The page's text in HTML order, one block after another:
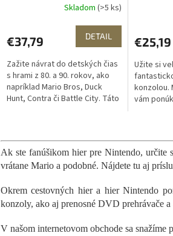
Skladom (>5 ks)
€37,79 DETAIL
Zažite návrat do detských čias
s hrami z 80. a 90. rokov, ako
napríklad Mario Bros, Duck
Hunt, Contra či Battle City. Táto
€25,19
Užite si
konzolou.
vám
Ak ste fanúšikom hier pre Nintendo,
vrátane Mario a podobné. Nájdete tu aj
Okrem cestovných hier a hier Nintendo
konzoly, ako aj prenosné DVD prehrávače
V našom internetovom obchode sa